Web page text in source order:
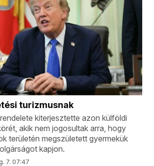
turizmusnak
kiterjesztette azon külföldi
akik nem jogosultak arra, hogy
területén megszületett gyermekük
kapjon.
7. 07:47